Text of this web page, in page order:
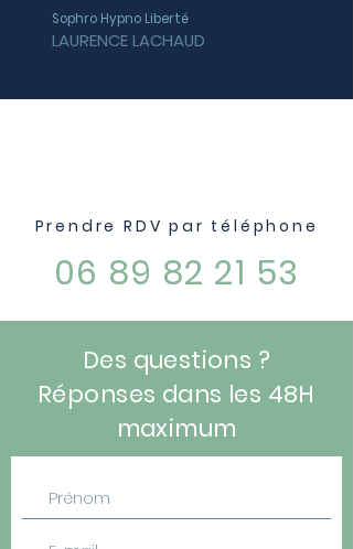
LAURENCE LACHAUD
Sophro Hypno Liberté
Prendre RDV par téléphone
06 89 82 21 53
Des questions ?
Réponses dans les 48H
maximum